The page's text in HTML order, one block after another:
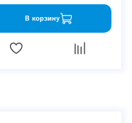
В корзину